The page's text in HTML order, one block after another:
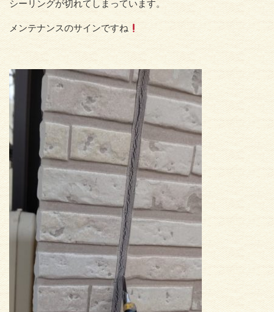
シーリングが切れてしまっています。
メンテナンスのサインですね